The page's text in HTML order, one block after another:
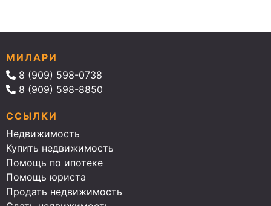
МИЛАРИ
8 (909) 598-0738
8 (909) 598-8850
ССЫЛКИ
Недвижимость
Купить недвижимость
Помощь по ипотеке
Помощь юриста
Продать недвижимость